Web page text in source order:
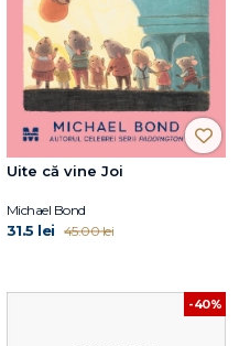
Uite că vine Joi
Michael Bond
31.5 lei 45.00 lei
-40%